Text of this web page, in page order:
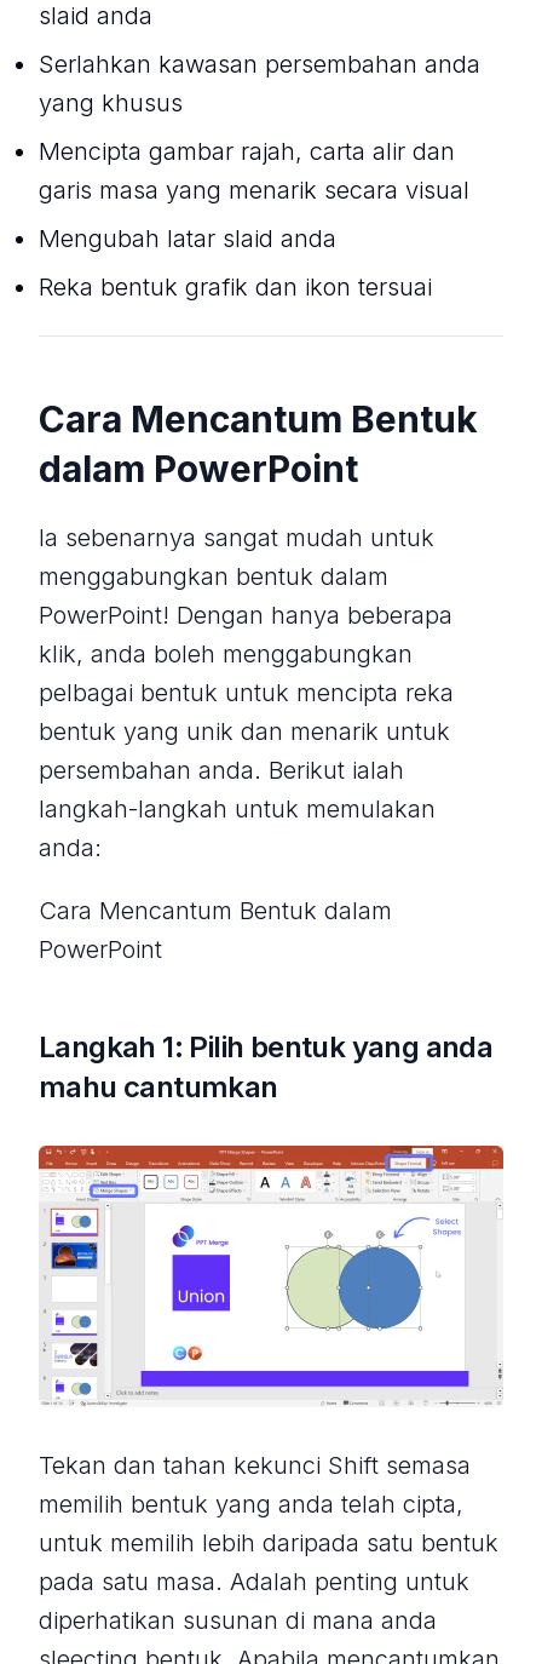
slaid anda
Serlahkan kawasan persembahan anda
yang khusus
Mencipta gambar rajah, carta alir dan
garis masa yang menarik secara visual
Mengubah latar slaid anda
Reka bentuk grafik dan ikon tersuai
Cara Mencantum Bentuk
dalam PowerPoint
Ia sebenarnya sangat mudah untuk
menggabungkan bentuk dalam
PowerPoint! Dengan hanya beberapa
klik, anda boleh menggabungkan
pelbagai bentuk untuk mencipta reka
bentuk yang unik dan menarik untuk
persembahan anda. Berikut ialah
langkah-langkah untuk memulakan
anda:
Cara Mencantum Bentuk dalam
PowerPoint
Langkah 1: Pilih bentuk yang anda
mahu cantumkan
Tekan dan tahan kekunci Shift semasa
memilih bentuk yang anda telah cipta,
untuk memilih lebih daripada satu bentuk
pada satu masa. Adalah penting untuk
diperhatikan susunan di mana anda